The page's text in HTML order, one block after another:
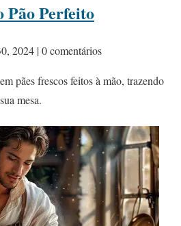
Perfeito
2024 | 0 comentários
pães frescos feitos à mão, trazendo
mesa.